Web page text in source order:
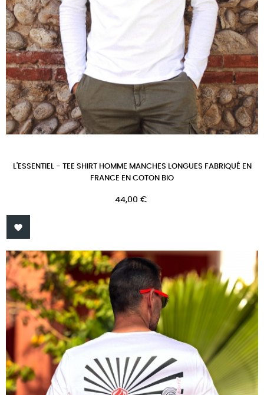
L'ESSENTIEL - TEE SHIRT HOMME MANCHES LONGUES FABRIQUÉ EN
FRANCE EN COTON BIO
Prix
44,00 €
